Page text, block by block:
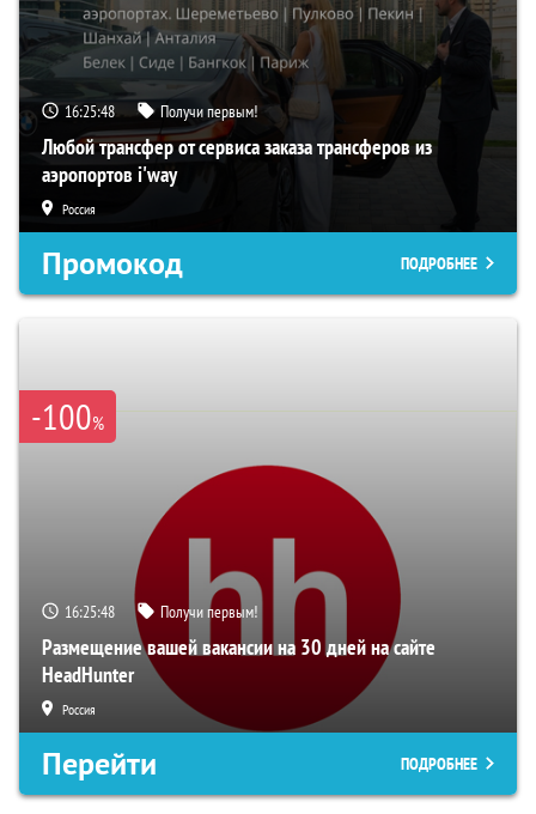
16:25:48 Получи первым!
Любой трансфер от сервиса заказа трансферов из
аэропортов i'way
Россия
Промокод ПОДРОБНЕЕ
-100%
16:25:48 Получи первым!
Размещение вашей вакансии на 30 дней на сайте
HeadHunter
Россия
Перейти ПОДРОБНЕЕ